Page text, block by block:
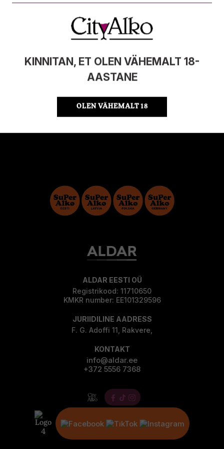
KINNITAN, ET OLEN VÄHEMALT 18-
AASTANE
OLEN VÄHEMALT 18
Eesti
13.63 €/KG
KOGUS KASTIS
16
ALDAR EESTI OÜ
Registrikood: 11710650
KMKR number: EE101329596
JURIIDILINE AADRESS
F. G. Adoffi 11, Rakvere,
KONTAKT
info@aldar.ee
+372 5556 7368